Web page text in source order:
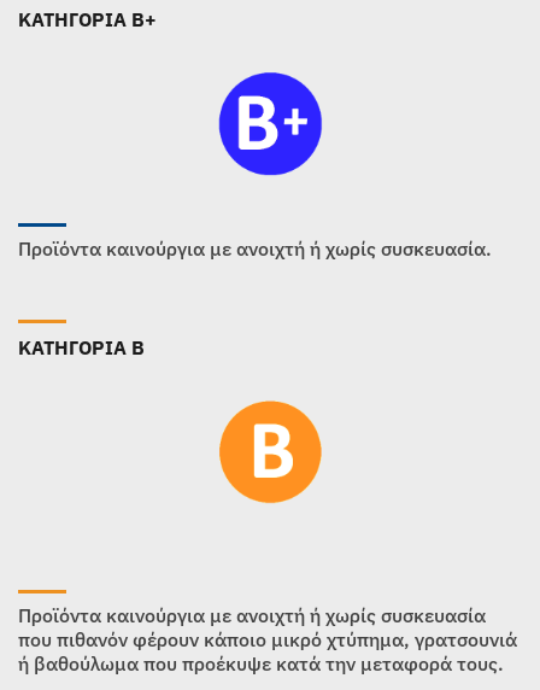
ΚΑΤΗΓΟΡΙΑ B+
Προϊόντα καινούργια με ανοιχτή ή χωρίς συσκευασία.
ΚΑΤΗΓΟΡΙΑ B
Προϊόντα καινούργια με ανοιχτή ή χωρίς συσκευασία
που πιθανόν φέρουν κάποιο μικρό χτύπημα, γρατσουνιά
ή βαθούλωμα που προέκυψε κατά την μεταφορά τους.